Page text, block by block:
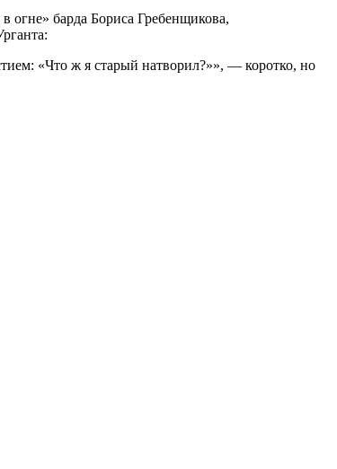
огне» барда Бориса Гребенщикова,
«Что ж я старый натворил?»», — коротко, но